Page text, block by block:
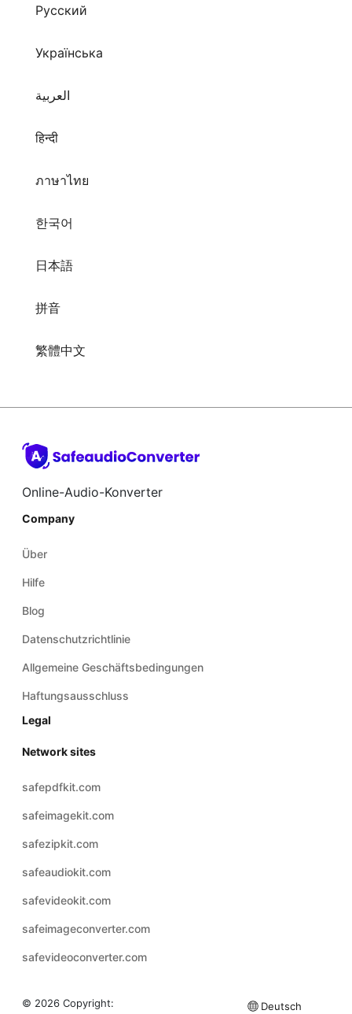
Українська
العربية
हिन्दी
ภาษาไทย
한국어
日本語
拼音
繁體中文
Online-Audio-Konverter
Legal
© 2026 Copyright: